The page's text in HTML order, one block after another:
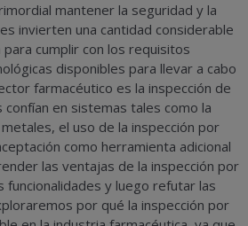
mantener la seguridad y la
invierten una cantidad considerable
cumplir con los requisitos
disponibles para llevar a cabo
farmacéutico es la inspección de
en sistemas tales como la
el uso de la inspección por
como herramienta adicional
las ventajas de la inspección por
y luego refutar las
por qué la inspección por